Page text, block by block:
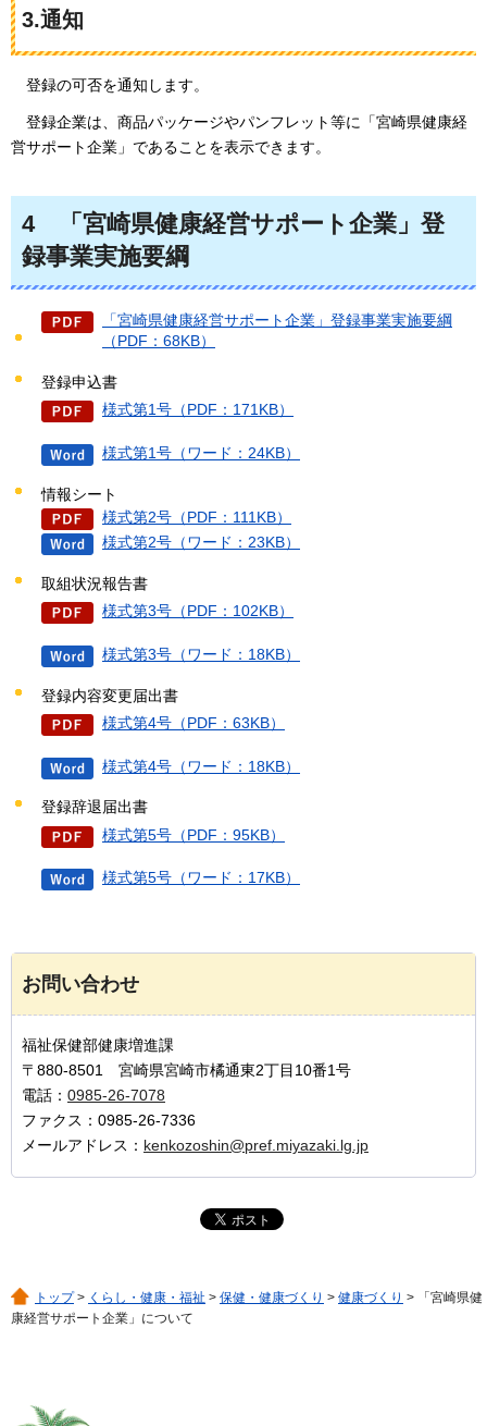
3.通知
登録の可否を通知します。
登録企業は 、商品パッケージやパンフレット等に「宮崎県健康経
営サポート企業」であることを表示できます。
4 「 宮崎県健康経営サポート企業」登
録事業実施要綱
「宮崎県健康経営サポート企業」登録事業実施要綱
（PDF：68KB）
登録申込書
様式第1号（PDF：171KB）
様式第1号（ワード：24KB）
情報シート
様式第2号（PDF：111KB）
様式第2号（ワード：23KB）
取組状況報告書
様式第3号（PDF：102KB）
様式第3号（ワード：18KB）
登録内容変更届出書
様式第4号（PDF：63KB）
様式第4号（ワード：18KB）
登録辞退届出書
様式第5号（PDF：95KB）
様式第5号（ワード：17KB）
お問い合わせ
福祉保健部健康増進課
〒880-8501 宮崎県宮崎市橘通東2丁目10番1号
電話： 0985-26-7078
ファクス：0985-26-7336
メールアドレス： kenkozoshin@pref.miyazaki.lg.jp
トップ> くらし・健康・福祉 > 保健・健康づくり > 健康づくり > 「宮崎県健
康経営サポート企業」について